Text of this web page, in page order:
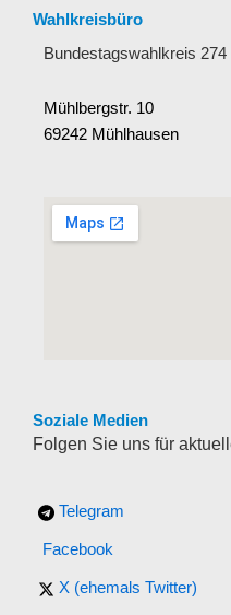
Wahlkreisbüro
Bundestagswahlkreis 274
Mühlbergstr. 10
69242 Mühlhausen
Soziale Medien
Folgen Sie uns für
Telegram
Facebook
X (ehemals Twitter)